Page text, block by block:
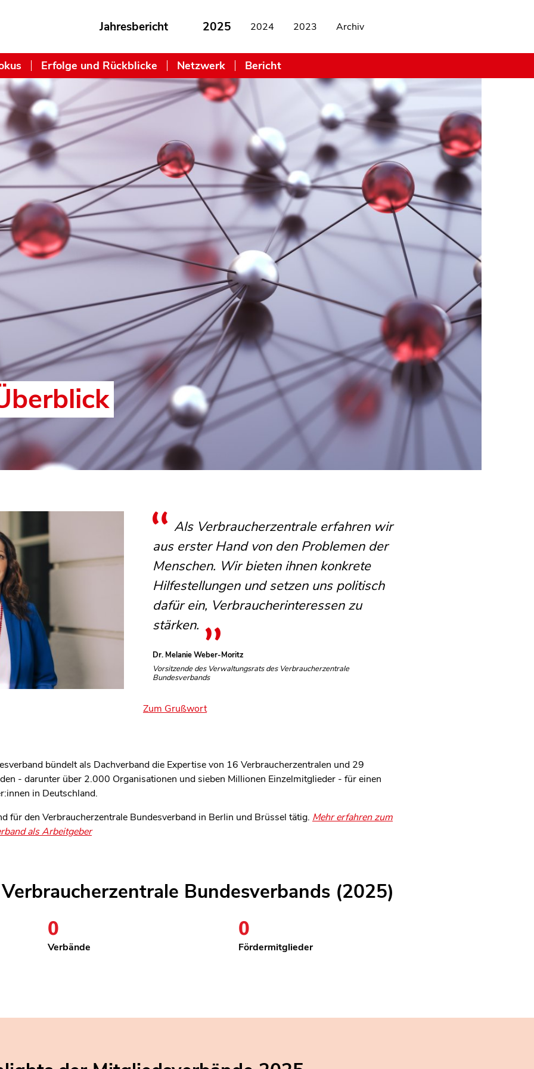
Jahresbericht 2025
Erfolge und Rückblicke Netzwerk Bericht
2024 2023 Archiv
Als Verbraucherzentrale erfahren wir
aus erster Hand von den Problemen der
Menschen. Wir bieten ihnen konkrete
Hilfestellungen und setzen uns politisch
dafür ein, Verbraucherinteressen zu
stärken.
Dr. Melanie Weber-Moritz
Vorsitzende des Verwaltungsrats des Verbraucherzentrale
Bundesverbands
Zum Grußwort
bündelt als Dachverband die Expertise von 16 Verbraucherzentralen und 29
- darunter über 2.000 Organisationen und sieben Millionen Einzelmitglieder - für einen
in Deutschland.
für den Verbraucherzentrale Bundesverband in Berlin und Brüssel tätig. Mehr erfahren zum
als Arbeitgeber
Bundesverbands (2025)
0
Verbände
0
Fördermitglieder